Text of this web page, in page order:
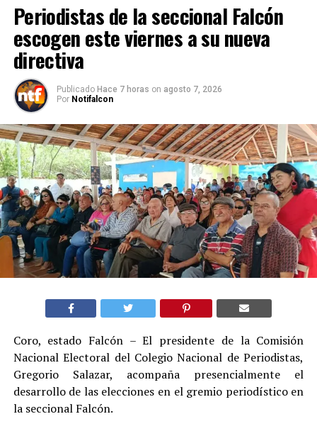
Periodistas de la seccional Falcón
escogen este viernes a su nueva
directiva
Publicado Hace 7 horas on agosto 7, 2026
Por Notifalcon
Coro, estado Falcón – El presidente de la Comisión
Nacional Electoral del Colegio Nacional de Periodistas,
Gregorio Salazar, acompaña presencialmente el
desarrollo de las elecciones en el gremio periodístico en
la seccional Falcón.